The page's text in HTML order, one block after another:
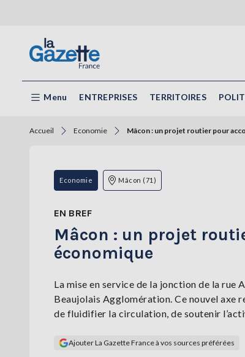
Menu ENTREPRISES TERRITOIRES
Accueil Economie Mâcon : un projet routier pour
Economie Mâcon (71)
EN BREF
Mâcon : un projet
économique
La mise en service de la jonction de la rue
Beaujolais Agglomération. Ce nouvel axe
de fluidifier la circulation, de soutenir
Ajouter La Gazette France à vos sources préférées